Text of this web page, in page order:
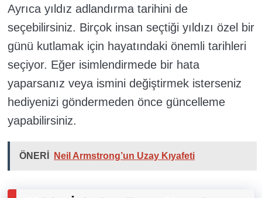
Ayrıca yıldız adlandırma tarihini de
seçebilirsiniz. Birçok insan seçtiği yıldızı özel bir
günü kutlamak için hayatındaki önemli tarihleri
seçiyor. Eğer isimlendirmede bir hata
yaparsanız veya ismini değiştirmek isterseniz
hediyenizi göndermeden önce güncelleme
yapabilirsiniz.
ÖNERİ Neil Armstrong’un Uzay Kıyafeti